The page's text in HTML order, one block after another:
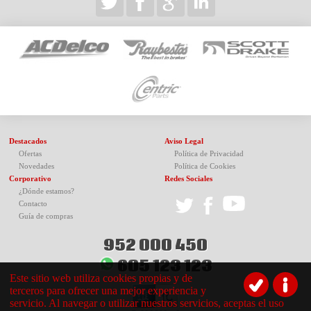
Destacados
Ofertas
Novedades
Corporativo
¿Dónde estamos?
Contacto
Guía de compras
Aviso Legal
Política de Privacidad
Política de Cookies
Redes Sociales
952 000 450
605 123 123
Este sitio web utiliza cookies propias y de
terceros para ofrecer una mejor experiencia y
servicio. Al navegar o utilizar nuestros servicios, aceptas el uso